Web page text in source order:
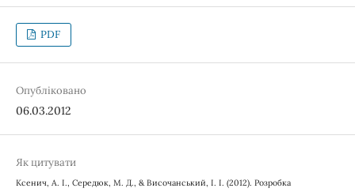
PDF
Опубліковано
06.03.2012
Як цитувати
Ксенич, А. І., Середюк, М. Д., & Височанський, І. І. (2012). Розробка